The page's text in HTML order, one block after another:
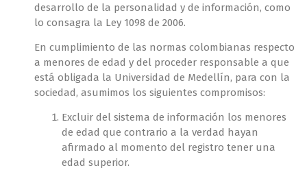
desarrollo de la personalidad y de información, como
lo consagra la Ley 1098 de 2006.
En cumplimiento de las normas colombianas respecto
a menores de edad y del proceder responsable a que
está obligada la Universidad de Medellín, para con la
sociedad, asumimos los siguientes compromisos:
Excluir del sistema de información los menores
de edad que contrario a la verdad hayan
afirmado al momento del registro tener una
edad superior.